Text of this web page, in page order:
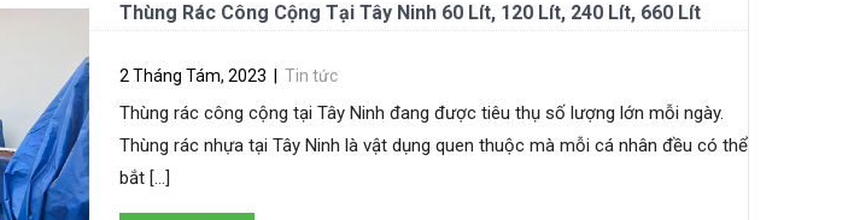
Thùng Rác Công Cộng Tại Tây Ninh 60 Lít, 120 Lít, 240 Lít, 660 Lít
2 Tháng Tám, 2023 Tin tức
Thùng rác công cộng tại Tây Ninh đang được tiêu thụ số lượng lớn mỗi ngày.
Thùng rác nhựa tại Tây Ninh là vật dụng quen thuộc mà mỗi cá nhân đều có thể
bắt […]